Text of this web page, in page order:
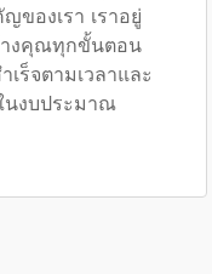
ของเรา เราอยู่
างคุณทุกขั้นตอน
เร็จตามเวลาและ
นงบประมาณ